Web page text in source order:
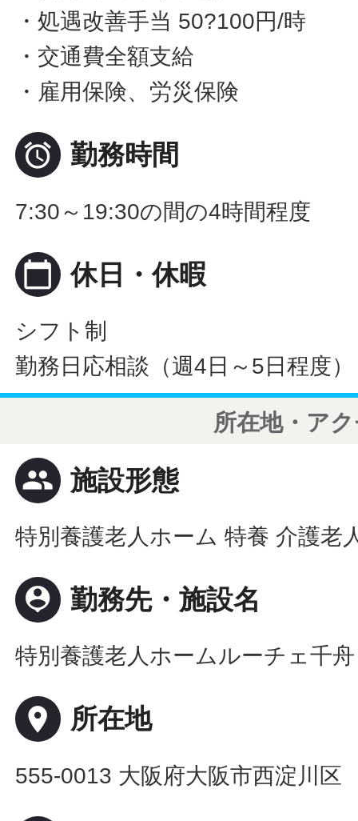
・処遇改善手当 50?100円/時
・交通費全額支給
・雇用保険、労災保険
 勤務時間
7:30～19:30の間の4時間程度
calendar_today 休日・休暇
シフト制
勤務日応相談（週4日～5日程度）
所在地・ア
people 施設形態
特別養護老人ホーム 特養 介護老
person_pin 勤務先・施設名
特別養護老人ホームルーチェ千舟
place 所在地
555-0013 大阪府大阪市西淀川区